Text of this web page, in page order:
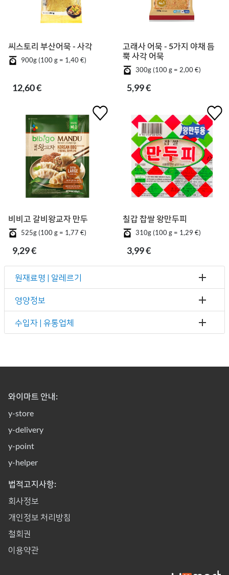
씨스토리 부산어묵 - 사각
900g (100 g = 1,40 €)
12,60 €
고래사 어묵 - 5가지 야채 듬
뿍 사각 어묵
300g (100 g = 2,00 €)
5,99 €
비비고 갈비왕교자 만두
525g (100 g = 1,77 €)
9,29 €
칠갑 찹쌀 왕만두피
310g (100 g = 1,29 €)
3,99 €
원재료명 | 알레르기
영양정보
수입자 | 유통업체
와이마트 안내:
y-store
y-delivery
y-point
y-helper
법적고지사항:
회사정보
개인정보 처리방침
철회권
이용약관